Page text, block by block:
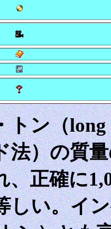
ン（long
法）の質
、正確に
しい。イ